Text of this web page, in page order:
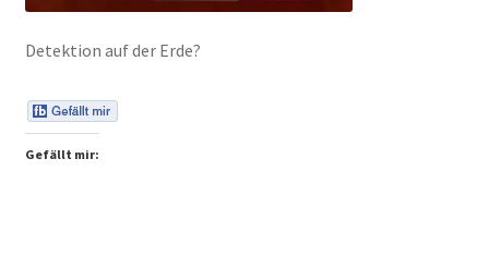
Detektion auf der Erde?
Gefällt mir: